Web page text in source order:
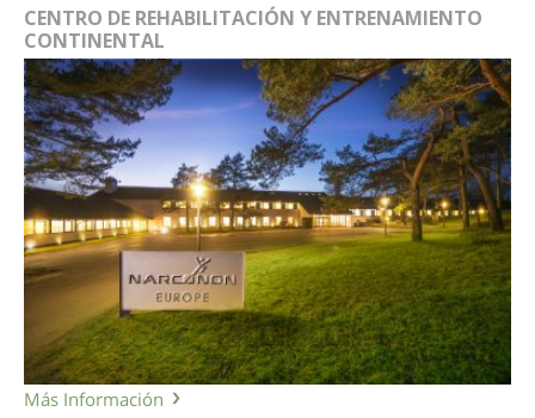
CENTRO DE REHABILITACIÓN Y ENTRENAMIENTO
CONTINENTAL
Más Información